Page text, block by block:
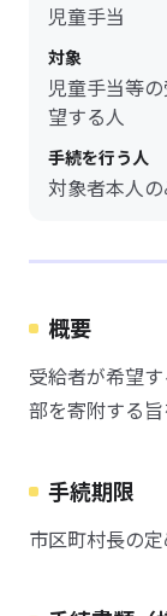
児童手当
対象
児童手当等
望する人
手続を行う人
対象者本人
概要
受給者が希望
部を寄附する旨
手続期限
市区町村長の